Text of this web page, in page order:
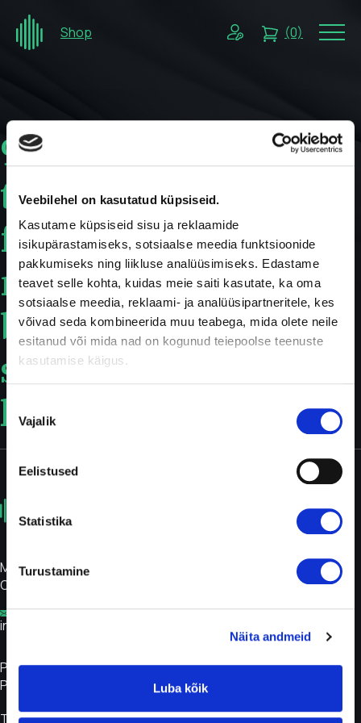
Veebilehel on kasutatud küpsiseid.
Kasutame küpsiseid sisu ja reklaamide
isikupärastamiseks, sotsiaalse meedia funktsioonide
pakkumiseks ning liikluse analüüsimiseks. Edastame
teavet selle kohta, kuidas meie saiti kasutate, ka oma
sotsiaalse meedia, reklaami- ja analüüsipartneritele, kes
võivad seda kombineerida muu teabega, mida olete neile
esitanud või mida nad on kogunud teiepoolse teenuste
kasutamise käigus.
valikVajalik
Eelistused
Statistika
Turustamine
Näita andmeid
Luba kõik
Shop (0)
9
tips
for
maintaining
blood
sugar
levels
Medivar
OÜ
info@glükoosimonitor.ee
Privacy
Policy
Terms and